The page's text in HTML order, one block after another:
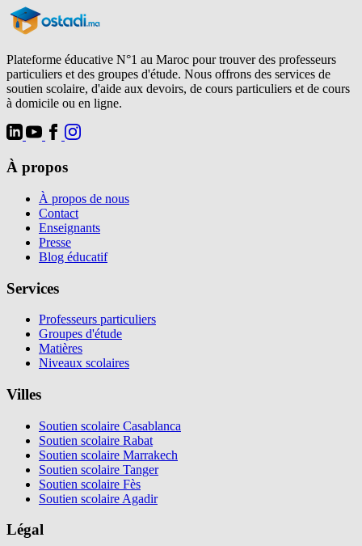
Plateforme éducative N°1 au Maroc pour trouver des professeurs
particuliers et des groupes d'étude. Nous offrons des services de
soutien scolaire, d'aide aux devoirs, de cours particuliers et de cours
à domicile ou en ligne.
À propos
À propos de nous
Contact
Enseignants
Presse
Blog éducatif
Services
Professeurs particuliers
Groupes d'étude
Matières
Niveaux scolaires
Villes
Soutien scolaire Casablanca
Soutien scolaire Rabat
Soutien scolaire Marrakech
Soutien scolaire Tanger
Soutien scolaire Fès
Soutien scolaire Agadir
Légal